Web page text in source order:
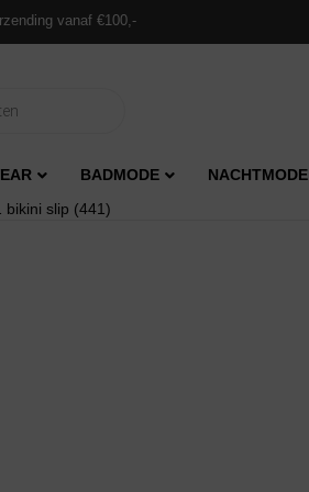
vanaf €100,-
BADMODE NACHTMODE
bikini slip (441)